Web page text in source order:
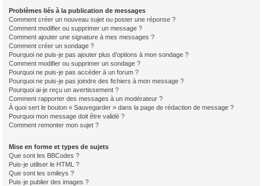
Problèmes liés à la publication de messages
Comment créer un nouveau sujet ou poster une réponse ?
Comment modifier ou supprimer un message ?
Comment ajouter une signature à mes messages ?
Comment créer un sondage ?
Pourquoi ne puis-je pas ajouter plus d’options à mon sondage ?
Comment modifier ou supprimer un sondage ?
Pourquoi ne puis-je pas accéder à un forum ?
Pourquoi ne puis-je pas joindre des fichiers à mon message ?
Pourquoi ai-je reçu un avertissement ?
Comment rapporter des messages à un modérateur ?
À quoi sert le bouton « Sauvegarder » dans la page de rédaction de message ?
Pourquoi mon message doit être validé ?
Comment remonter mon sujet ?
Mise en forme et types de sujets
Que sont les BBCodes ?
Puis-je utiliser le HTML ?
Que sont les smileys ?
Puis-je publier des images ?